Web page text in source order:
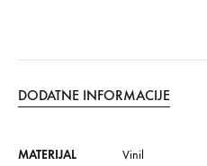
DODATNE INFORMACIJE
MATERIJAL Vinil